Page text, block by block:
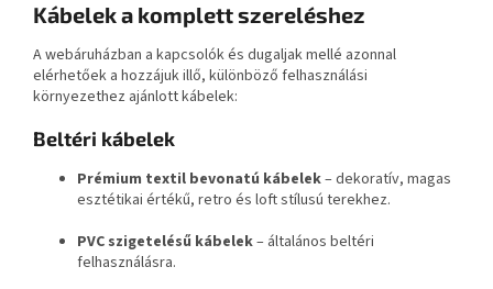
Kábelek a komplett szereléshez
A webáruházban a kapcsolók és dugaljak mellé azonnal
elérhetőek a hozzájuk illő, különböző felhasználási
környezethez ajánlott kábelek:
Beltéri kábelek
Prémium textil bevonatú kábelek– dekoratív, magas
esztétikai értékű, retro és loft stílusú terekhez.
PVC szigetelésű kábelek– általános beltéri
felhasználásra.